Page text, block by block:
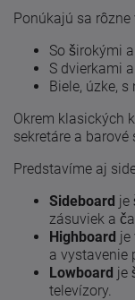
Ponúkajú sa
So širokými
S dvierkami
Biele, úzke,
Okrem klasických
sekretáre a barové
Predstavíme aj
Sideboard je
zásuviek a
Highboard je
a vystavenie
Lowboard je
televízory.